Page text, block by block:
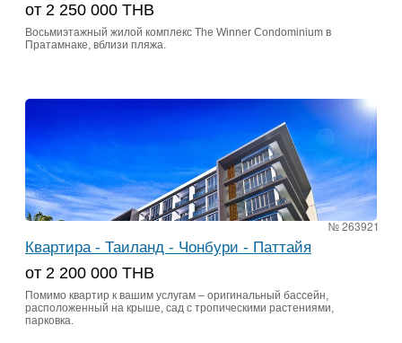
от 2 250 000 ТНВ
Восьмиэтажный жилой комплекс The Winner Condominium в
Пратамнаке, вблизи пляжа.
№ 263921
Квартира - Таиланд - Чонбури - Паттайя
от 2 200 000 ТНВ
Помимо квартир к вашим услугам – оригинальный бассейн,
расположенный на крыше, сад с тропическими растениями,
парковка.